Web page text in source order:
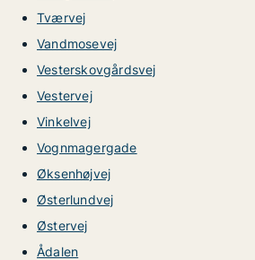
Tværvej
Vandmosevej
Vesterskovgårdsvej
Vestervej
Vinkelvej
Vognmagergade
Øksenhøjvej
Østerlundvej
Østervej
Ådalen